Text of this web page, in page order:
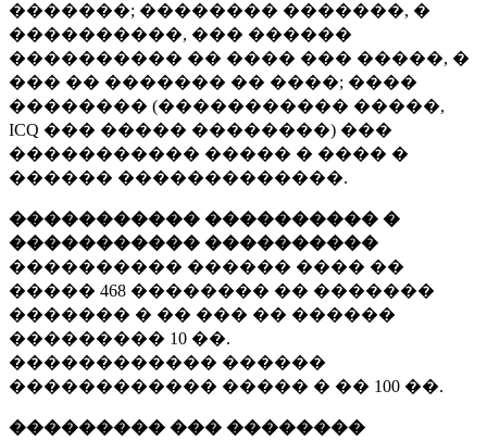
�������; �������� �������, �
����������, ��� ������
���������� �� ���� ��� �����, �
��� �� ������� �� ����; ����
�������� (����������� �����,
ICQ ��� ����� ��������) ���
����������� ����� � ���� �
������ �������������.
����������� ���������� �
����������� ����������
���������� ������ ���� ��
����� 468 �������� �� �������
������� � �� ��� �� ������
��������� 10 ��.
������������ ������
������������ ����� � �� 100 ��.
��������� ��� ��������